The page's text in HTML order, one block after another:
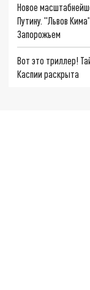
Новое
Путину. "Львов
Запорожьем
Вот это триллер!
Каспии раскрыта